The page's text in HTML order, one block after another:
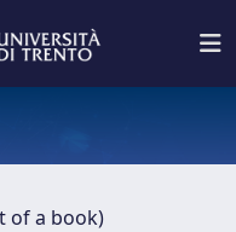
of a book)